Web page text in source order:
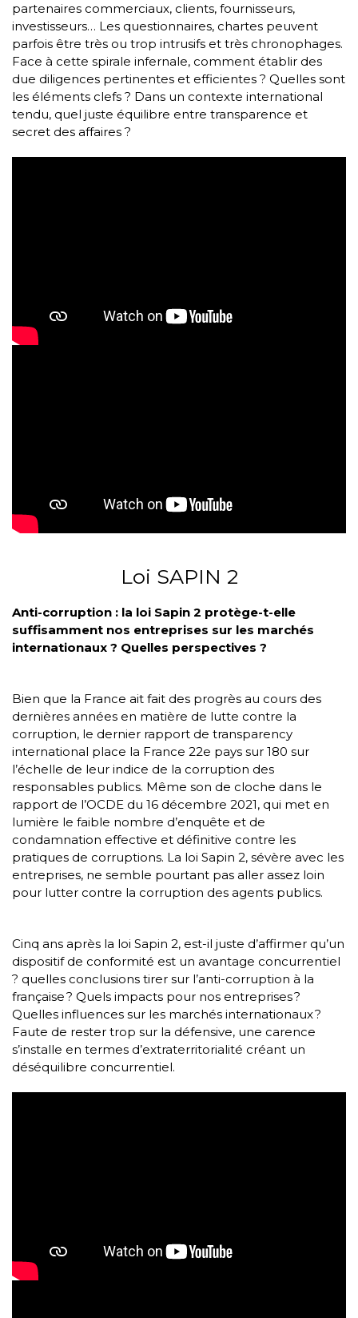
partenaires commerciaux, clients, fournisseurs,
investisseurs… Les questionnaires, chartes peuvent
parfois être très ou trop intrusifs et très chronophages.
Face à cette spirale infernale, comment établir des
due diligences pertinentes et efficientes ? Quelles sont
les éléments clefs ? Dans un contexte international
tendu, quel juste équilibre entre transparence et
secret des affaires ?
Loi SAPIN 2
Anti-corruption : la loi Sapin 2 protège-t-elle
suffisamment nos entreprises sur les marchés
internationaux ? Quelles perspectives ?
Bien que la France ait fait des progrès au cours des
dernières années en matière de lutte contre la
corruption, le dernier rapport de transparency
international place la France 22e pays sur 180 sur
l’échelle de leur indice de la corruption des
responsables publics. Même son de cloche dans le
rapport de l’OCDE du 16 décembre 2021, qui met en
lumière le faible nombre d’enquête et de
condamnation effective et définitive contre les
pratiques de corruptions. La loi Sapin 2, sévère avec les
entreprises, ne semble pourtant pas aller assez loin
pour lutter contre la corruption des agents publics.
Cinq ans après la loi Sapin 2, est-il juste d’affirmer qu’un
dispositif de conformité est un avantage concurrentiel
? quelles conclusions tirer sur l’anti-corruption à la
française ? Quels impacts pour nos entreprises ?
Quelles influences sur les marchés internationaux ?
Faute de rester trop sur la défensive, une carence
s’installe en termes d’extraterritorialité créant un
déséquilibre concurrentiel.